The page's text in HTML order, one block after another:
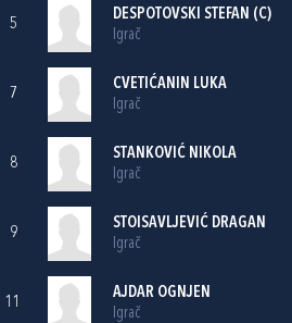
5
DESPOTOVSKI STEFAN (C)
Igrač
7
CVETIĆANIN LUKA
Igrač
8
STANKOVIĆ NIKOLA
Igrač
9
STOISAVLJEVIĆ DRAGAN
Igrač
11
AJDAR OGNJEN
Igrač